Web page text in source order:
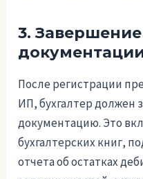
3.
После регистрации
ИП, бухгалтер должен
документацию. Это
бухгалтерских книг,
отчета об остатках